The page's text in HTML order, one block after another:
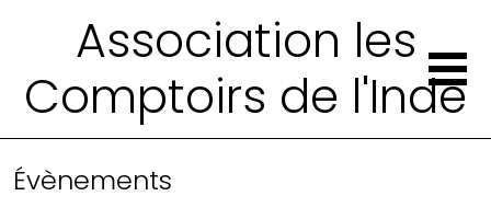
Association les
Comptoirs de l'Inde
Évènements